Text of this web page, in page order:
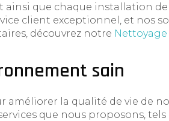
ainsi que chaque installation de
client exceptionnel, et nos
découvrez notre Nettoyage
sain
améliorer la qualité de vie de
que nous proposons, tels